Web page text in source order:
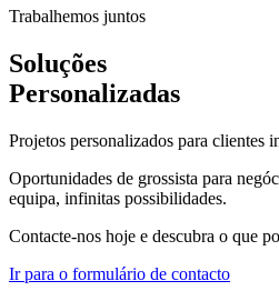
Trabalhemos juntos
Soluções
Personalizadas
Projetos personalizados para clientes
Oportunidades de grossista para
equipa, infinitas possibilidades.
Contacte-nos hoje e descubra o que
Ir para o formulário de contacto